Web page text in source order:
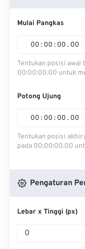
Mulai Pangkas
00 : 00 : 00 . 00
Tentukan posisi awal
00:00:00.00 untuk
Potong Ujung
00 : 00 : 00 . 00
Tentukan posisi akhir
pada 00:00:00.00
Pengaturan
Lebar x Tinggi (px)